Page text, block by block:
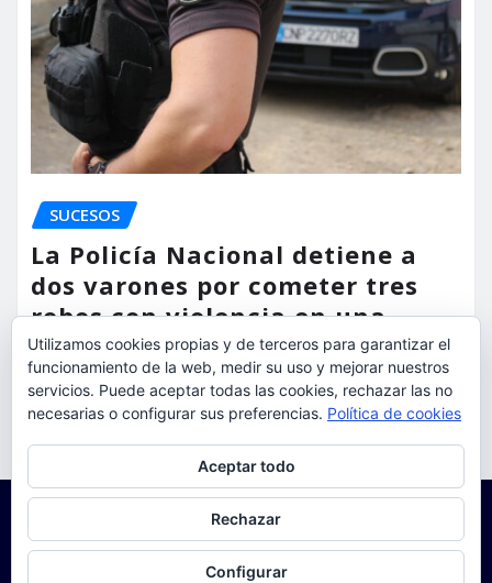
SUCESOS
La Policía Nacional detiene a
dos varones por cometer tres
robos con violencia en una
misma mañana
torrent al dia Ago 7, 2026
Utilizamos cookies propias y de terceros para garantizar el
funcionamiento de la web, medir su uso y mejorar nuestros
servicios. Puede aceptar todas las cookies, rechazar las no
necesarias o configurar sus preferencias. Política de cookies
Aceptar todo
Rechazar
Configurar
Para obtener más información, incluido cómo gestionar las cookies,